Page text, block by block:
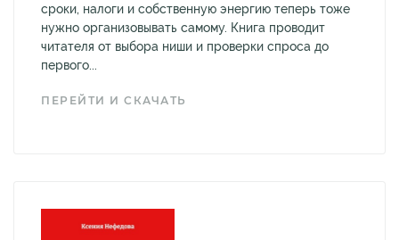
сроки, налоги и собственную энергию теперь тоже
нужно организовывать самому. Книга проводит
читателя от выбора ниши и проверки спроса до
первого...
ПЕРЕЙТИ И СКАЧАТЬ